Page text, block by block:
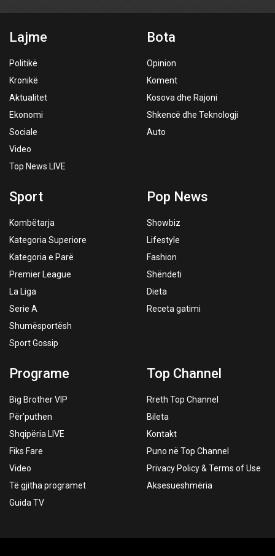
Lajme
Politikë
Kronikë
Aktualitet
Ekonomi
Sociale
Video
Top News LIVE
Bota
Opinion
Koment
Kosova dhe Rajoni
Shkencë dhe Teknologji
Auto
Sport
Kombëtarja
Kategoria Superiore
Kategoria e Parë
Premier League
La Liga
Serie A
Shumësportësh
Sport Gossip
Pop News
Showbiz
Lifestyle
Fashion
Shëndeti
Dieta
Receta gatimi
Programe
Big Brother VIP
Për’puthen
Shqipëria LIVE
Fiks Fare
Video
Të gjitha programet
Guida TV
Top Channel
Rreth Top Channel
Bileta
Kontakt
Puno në Top Channel
Privacy Policy & Terms of Use
Aksesueshmëria